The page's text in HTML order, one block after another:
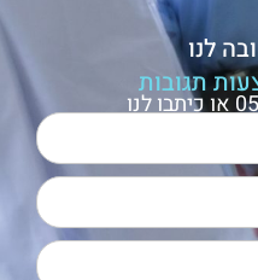
לנו
תגובות